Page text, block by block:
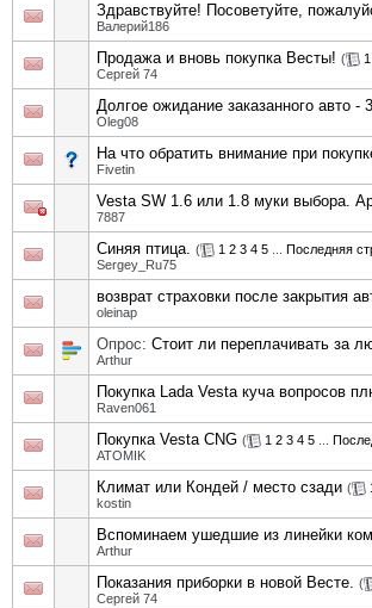
Здравствуйте! Посоветуйте,
Валерий186
Продажа и вновь покупка Весты! ( 1
Сергей 74
Долгое ожидание заказанного авто - 3
Oleg08
На что обратить внимание при
Fivetin
Vesta SW 1.6 или 1.8 муки выбора.
7887
Синяя птица. ( 1 2 3 4 5 Последняя
Sergey_Ru75
возврат страховки после закрытия
oleinap
Опрос: Стоит ли переплачивать за
Arthur
Покупка Lada Vesta куча вопросов
Raven061
Покупка Vesta CNG ( 1 2 3 4 5
ATOMIK
Климат или Кондей / место сзади (
kostin
Вспоминаем ушедшие из линейки
Arthur
Показания приборки в новой Весте. (
Сергей 74